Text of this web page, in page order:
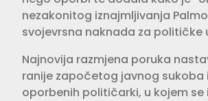
nezakonitog iznajmljivanja
svojevrsna naknada za političke
Najnovija razmjena poruka
ranije započetog javnog sukoba
oporbenih političarki, u kojem se